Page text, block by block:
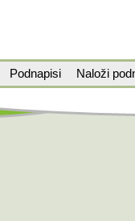
Podnapisi Naloži